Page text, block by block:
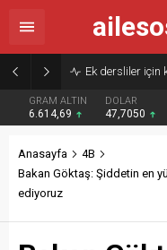
GRAM ALTIN
6.614,69
DOLAR
47,7050
Anasayfa
4B
Bakan Göktaş: Şiddetin en
ediyoruz